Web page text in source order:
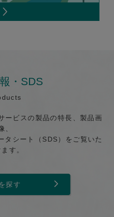
・SDS
ービスの製品の特長、製品画
、
タシート（SDS）をご覧いた
す。
探す